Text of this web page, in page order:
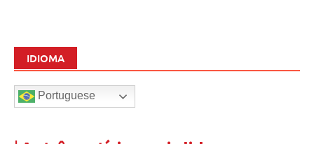
IDIOMA
Portuguese